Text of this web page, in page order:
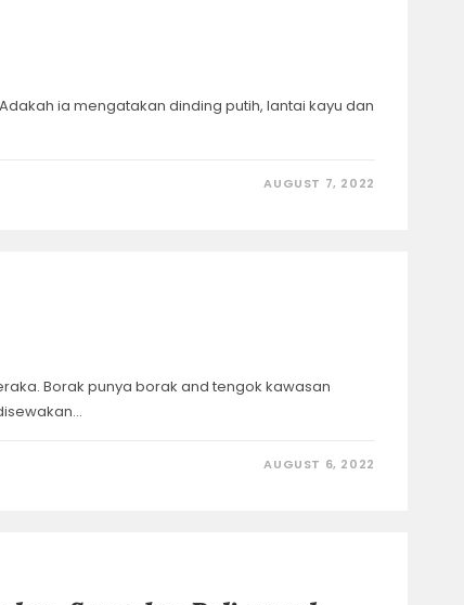
? Adakah ia mengatakan dinding putih, lantai kayu dan
AUGUST 7, 2022
Borak punya borak and tengok kawasan
AUGUST 6, 2022